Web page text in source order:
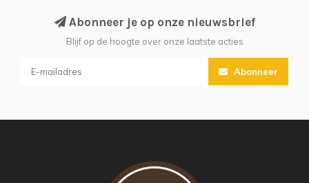
Abonneer je op onze nieuwsbrief
Blijf op de hoogte over onze laatste acties
Abonneer